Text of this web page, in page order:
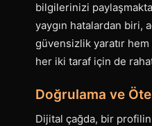
bilgilerinizi
yaygın hatalardan biri,
güvensizlik yaratır hem
her iki taraf için de
Doğrulama ve
Dijital çağda, bir